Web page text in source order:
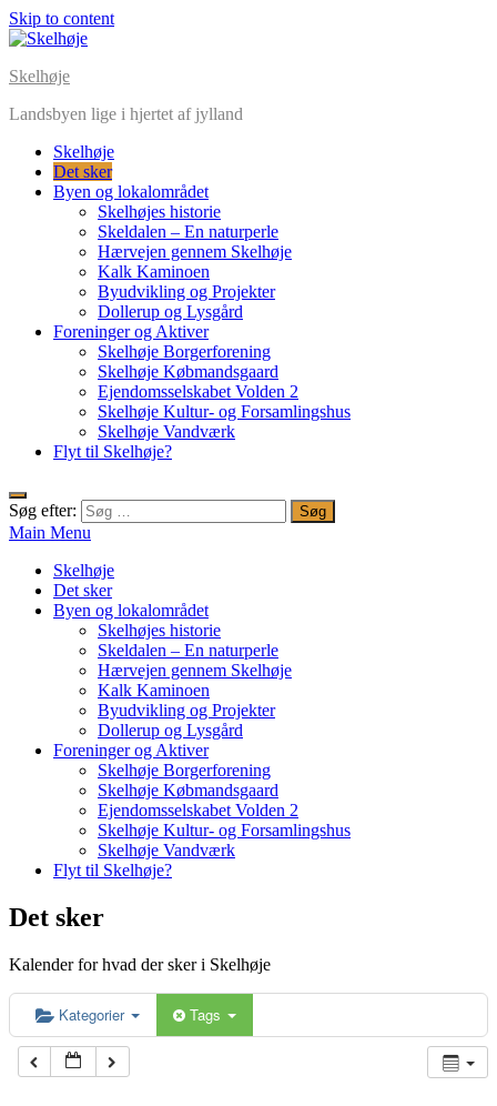
Skip to content
Skelhøje
Landsbyen lige i hjertet af jylland
Skelhøje
Det sker
Byen og lokalområdet
Skelhøjes historie
Skeldalen – En naturperle
Hærvejen gennem Skelhøje
Kalk Kaminoen
Byudvikling og Projekter
Dollerup og Lysgård
Foreninger og Aktiver
Skelhøje Borgerforening
Skelhøje Købmandsgaard
Ejendomsselskabet Volden 2
Skelhøje Kultur- og Forsamlingshus
Skelhøje Vandværk
Flyt til Skelhøje?
Søg efter:
Main Menu
Skelhøje
Det sker
Byen og lokalområdet
Skelhøjes historie
Skeldalen – En naturperle
Hærvejen gennem Skelhøje
Kalk Kaminoen
Byudvikling og Projekter
Dollerup og Lysgård
Foreninger og Aktiver
Skelhøje Borgerforening
Skelhøje Købmandsgaard
Ejendomsselskabet Volden 2
Skelhøje Kultur- og Forsamlingshus
Skelhøje Vandværk
Flyt til Skelhøje?
Det sker
Kalender for hvad der sker i Skelhøje
Kategorier Tags